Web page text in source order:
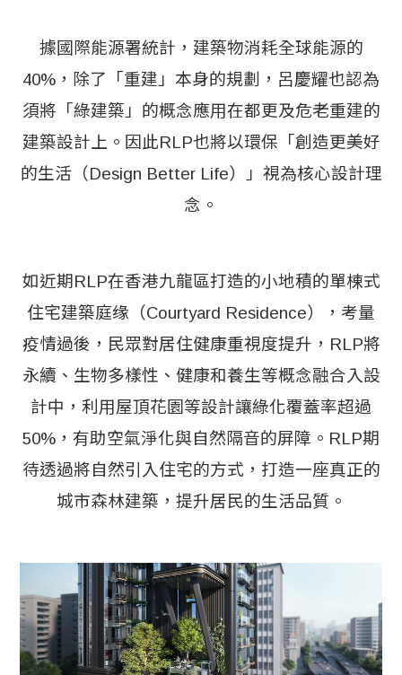
據國際能源署統計，建築物消耗全球能源的
40%，除了「重建」本身的規劃，呂慶耀也認為
須將「綠建築」的概念應用在都更及危老重建的
建築設計上。因此RLP也將以環保「創造更美好
的生活（Design Better Life）」視為核心設計理
念。
如近期RLP在香港九龍區打造的小地積的單棟式
住宅建築庭缘（Courtyard Residence），考量
疫情過後，民眾對居住健康重視度提升，RLP將
永續、生物多樣性、健康和養生等概念融合入設
計中，利用屋頂花園等設計讓綠化覆蓋率超過
50%，有助空氣淨化與自然隔音的屏障。RLP期
待透過將自然引入住宅的方式，打造一座真正的
城市森林建築，提升居民的生活品質。